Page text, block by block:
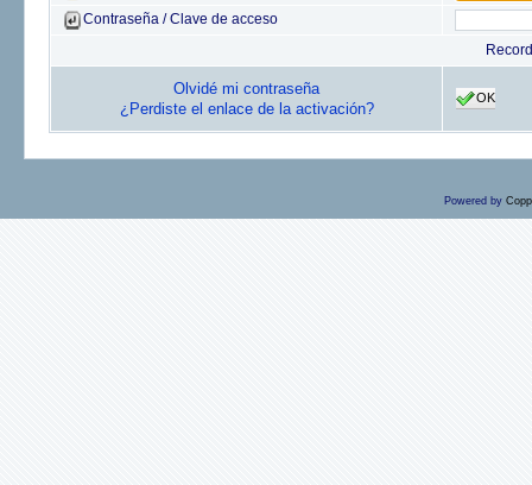
Contraseña / Clave de acceso
Olvidé mi contraseña
¿Perdiste el enlace de la activación?
OK
Powered by